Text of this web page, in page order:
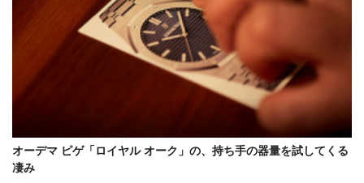
オーデマ ピゲ「ロイヤル オーク」の、持ち手の器量を試してくる
凄み